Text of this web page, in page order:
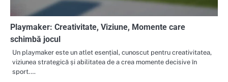
Playmaker: Creativitate, Viziune, Momente care
schimbă jocul
Un playmaker este un atlet esențial, cunoscut pentru creativitatea,
viziunea strategică și abilitatea de a crea momente decisive în
sport.…